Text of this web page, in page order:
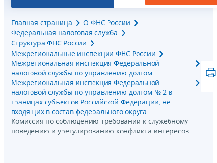
Главная страница
О ФНС России
Федеральная налоговая служба
Структура ФНС России
Межрегиональные инспекции ФНС России
Межрегиональная инспекция Федеральной
налоговой службы по управлению долгом
Межрегиональная инспекция Федеральной
налоговой службы по управлению долгом № 2 в
границах субъектов Российской Федерации, не
входящих в состав федерального округа
Комиссия по соблюдению требований к служебному
поведению и урегулированию конфликта интересов